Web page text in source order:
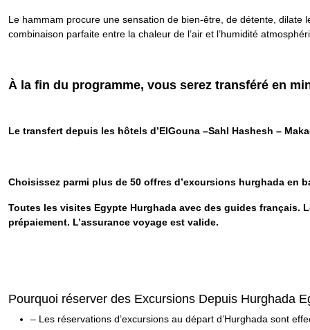
Le hammam procure une sensation de bien-être, de détente, dilate
combinaison parfaite entre la chaleur de l’air et l’humidité
À la fin du programme, vous serez transféré en
Le transfert depuis les hôtels d’ElGouna –Sahl Hashesh –
Choisissez parmi plus de 50 offres d’excursions hurghada en
Toutes les visites Egypte Hurghada avec des guides français.
prépaiement. L’assurance voyage est valide.
Pourquoi réserver des Excursions Depuis Hurghada
– Les réservations d’excursions au départ d’Hurghada sont